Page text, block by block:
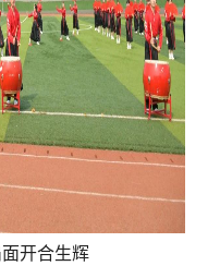
开合生辉